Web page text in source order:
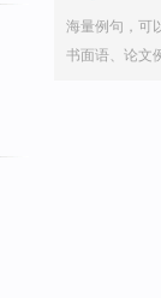
海量例句，可
书面语、论文